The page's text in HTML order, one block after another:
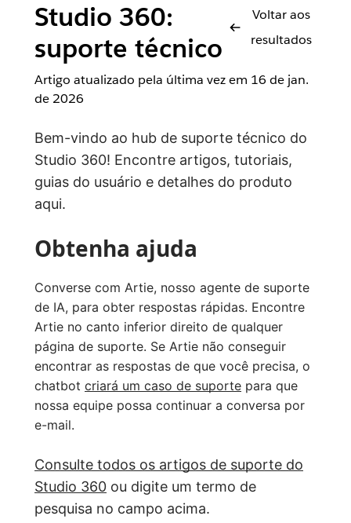
Studio 360:
suporte técnico
Voltar aos
resultados
Artigo atualizado pela última vez em 16 de jan.
de 2026
Bem-vindo ao hub de suporte técnico do
Studio 360! Encontre artigos, tutoriais,
guias do usuário e detalhes do produto
aqui.
Obtenha ajuda
Converse com Artie, nosso agente de suporte
de IA, para obter respostas rápidas. Encontre
Artie no canto inferior direito de qualquer
página de suporte. Se Artie não conseguir
encontrar as respostas de que você precisa, o
chatbot criará um caso de suporte para que
nossa equipe possa continuar a conversa por
e-mail.
Consulte todos os artigos de suporte do
Studio 360 ou digite um termo de
pesquisa no campo acima.